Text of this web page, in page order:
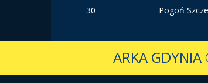
30 Pogoń
ARKA GDYNIA